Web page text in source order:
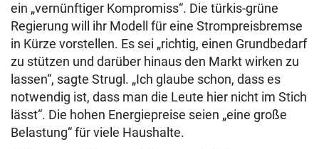
ein „vernünftiger Kompromiss“. Die türkis-grüne
Regierung will ihr Modell für eine Strompreisbremse
in Kürze vorstellen. Es sei „richtig, einen Grundbedarf
zu stützen und darüber hinaus den Markt wirken zu
lassen“, sagte Strugl. „Ich glaube schon, dass es
notwendig ist, dass man die Leute hier nicht im Stich
lässt“. Die hohen Energiepreise seien „eine große
Belastung“ für viele Haushalte.